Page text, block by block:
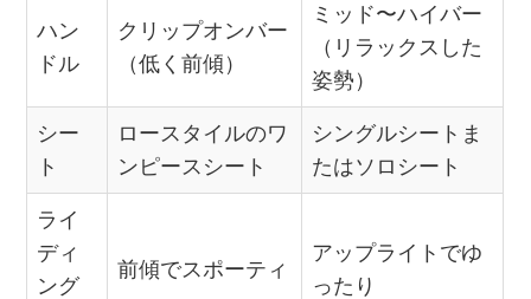
ハン
ドル
クリップオンバー
（低く前傾）
ミッド〜ハイバー
（リラックスした
姿勢）
シー
ト
ロースタイルのワ
ンピースシート
シングルシートま
たはソロシート
ライ
ディ
ング
前傾でスポーティ
アップライトでゆ
ったり